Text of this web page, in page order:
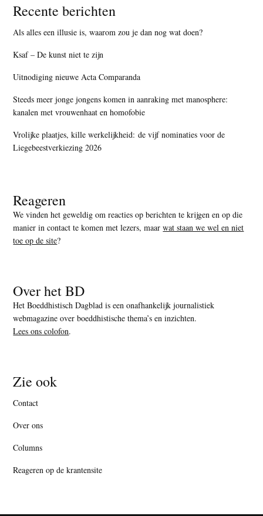
Recente berichten
Als alles een illusie is, waarom zou je dan nog wat doen?
Ksaf – De kunst niet te zijn
Uitnodiging nieuwe Acta Comparanda
Steeds meer jonge jongens komen in aanraking met manosphere:
kanalen met vrouwenhaat en homofobie
Vrolijke plaatjes, kille werkelijkheid: de vijf nominaties voor de
Liegebeestverkiezing 2026
Reageren
We vinden het geweldig om reacties op berichten te krijgen en op die
manier in contact te komen met lezers, maarwat staan we wel en niet
toe op de site?
Over het BD
Het Boeddhistisch Dagblad is een onafhankelijk journalistiek
webmagazine over boeddhistische thema’s en inzichten.
Lees ons colofon.
Zie ook
Contact
Over ons
Columns
Reageren op de krantensite